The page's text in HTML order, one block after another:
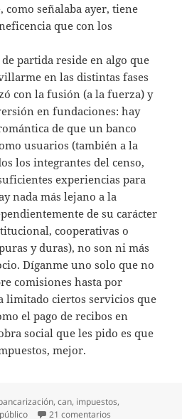
señalaba ayer, tiene
que con los
partida reside en algo que
en las distintas fases
con la fusión (a la fuerza) y
en fundaciones: hay
de que un banco
usuarios (también a la
los integrantes del censo,
experiencias para
nada más lejano a la
de su carácter
cooperativas o
y duras), no son ni más
Díganme uno solo que no
comisiones hasta por
limitado ciertos servicios que
el pago de recibos en
social que les pido es que
mejor.
,can, impuestos,
público 21 comentarios